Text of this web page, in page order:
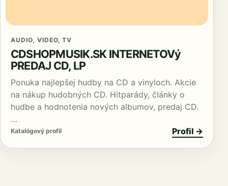
AUDIO, VIDEO, TV
CDSHOPMUSIK.SK INTERNETOVý
PREDAJ CD, LP
Ponuka najlepšej hudby na CD a vinyloch. Akcie
na nákup hudobných CD. Hitparády, články o
hudbe a hodnotenia nových albumov, predaj CD.
…
Katalógový profil Profil →